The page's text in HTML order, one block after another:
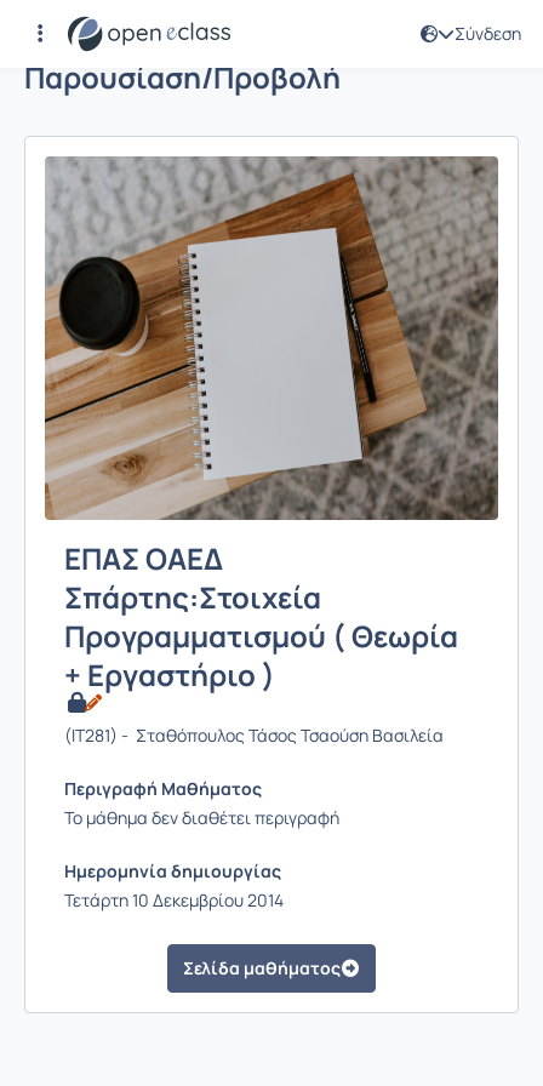
Σύνδεση
Παρουσίαση/Προβολή
ΕΠΑΣ ΟΑΕΔ
Σπάρτης:Στοιχεία
Προγραμματισμού ( Θεωρία
+ Εργαστήριο )
(IT281) - Σταθόπουλος Τάσος Τσαούση Βασιλεία
Περιγραφή Μαθήματος
Το μάθημα δεν διαθέτει περιγραφή
Ημερομηνία δημιουργίας
Τετάρτη 10 Δεκεμβρίου 2014
Σελίδα μαθήματος